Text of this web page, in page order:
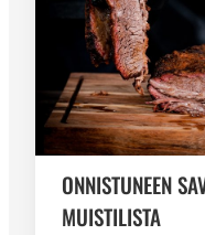
ONNISTUNEEN
MUISTILISTA